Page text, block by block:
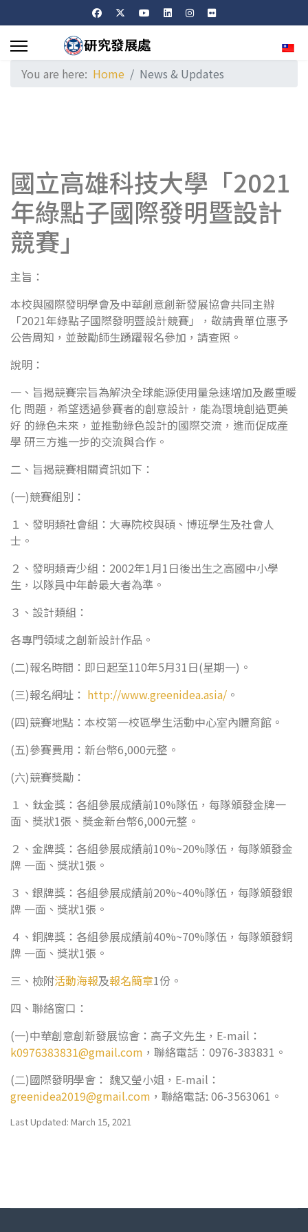
You are here: Home News & Updates
國立高雄科技大學「2021
年綠點子國際發明暨設計
競賽」
主旨：
本校與國際發明學會及中華創意創新發展協會共同主辦
「2021年綠點子國際發明暨設計競賽」，敬請貴單位惠予
公告周知，並鼓勵師生踴躍報名參加，請查照。
說明：
一、旨揭競賽宗旨為解決全球能源使用量急速增加及嚴重暖
化 問題，希望透過參賽者的創意設計，能為環境創造更美
好 的綠色未來，並推動綠色設計的國際交流，進而促成產
學 研三方進一步的交流與合作。
二、旨揭競賽相關資訊如下：
(一)競賽組別：
１、發明類社會組：大專院校與碩、博班學生及社會人
士。
２、發明類青少組：2002年1月1日後出生之高國中小學
生，以隊員中年齡最大者為準。
３、設計類組：
各專門領域之創新設計作品。
(二)報名時間：即日起至110年5月31日(星期一)。
(三)報名網址： http://www.greenidea.asia/ 。
(四)競賽地點：本校第一校區學生活動中心室內體育館。
(五)參賽費用：新台幣6,000元整。
(六)競賽獎勵：
１、鈦金獎：各組參展成績前10%隊伍，每隊頒發金牌一
面、獎狀1張、獎金新台幣6,000元整。
２、金牌獎：各組參展成績前10%~20%隊伍，每隊頒發金
牌 一面、獎狀1張。
３、銀牌獎：各組參展成績前20%~40%隊伍，每隊頒發銀
牌 一面、獎狀1張。
４、銅牌獎：各組參展成績前40%~70%隊伍，每隊頒發銅
牌 一面、獎狀1張。
三、檢附活動海報及報名簡章1份。
四、聯絡窗口：
(一)中華創意創新發展協會：高子文先生，E-mail：
k0976383831@gmail.com ，聯絡電話：0976-383831。
(二)國際發明學會： 魏又瑩小姐，E-mail：
greenidea2019@gmail.com ，聯絡電話: 06-3563061。
Last Updated: March 15, 2021